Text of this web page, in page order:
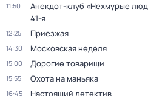
11:50 Анекдот-клуб «Нехмурые
41-я
12:25 Приезжая
14:30 Московская неделя
15:00 Дорогие товарищи
15:55 Охота на маньяка
16:45 Настоящий детектив